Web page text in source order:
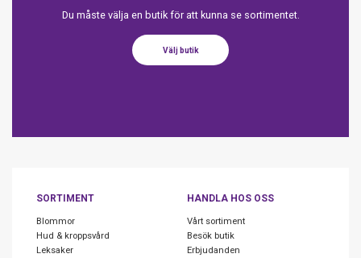
Du måste välja en butik för att kunna se sortimentet.
Välj butik
SORTIMENT
Blommor
Hud & kroppsvård
Leksaker
HANDLA HOS OSS
Vårt sortiment
Besök butik
Erbjudanden